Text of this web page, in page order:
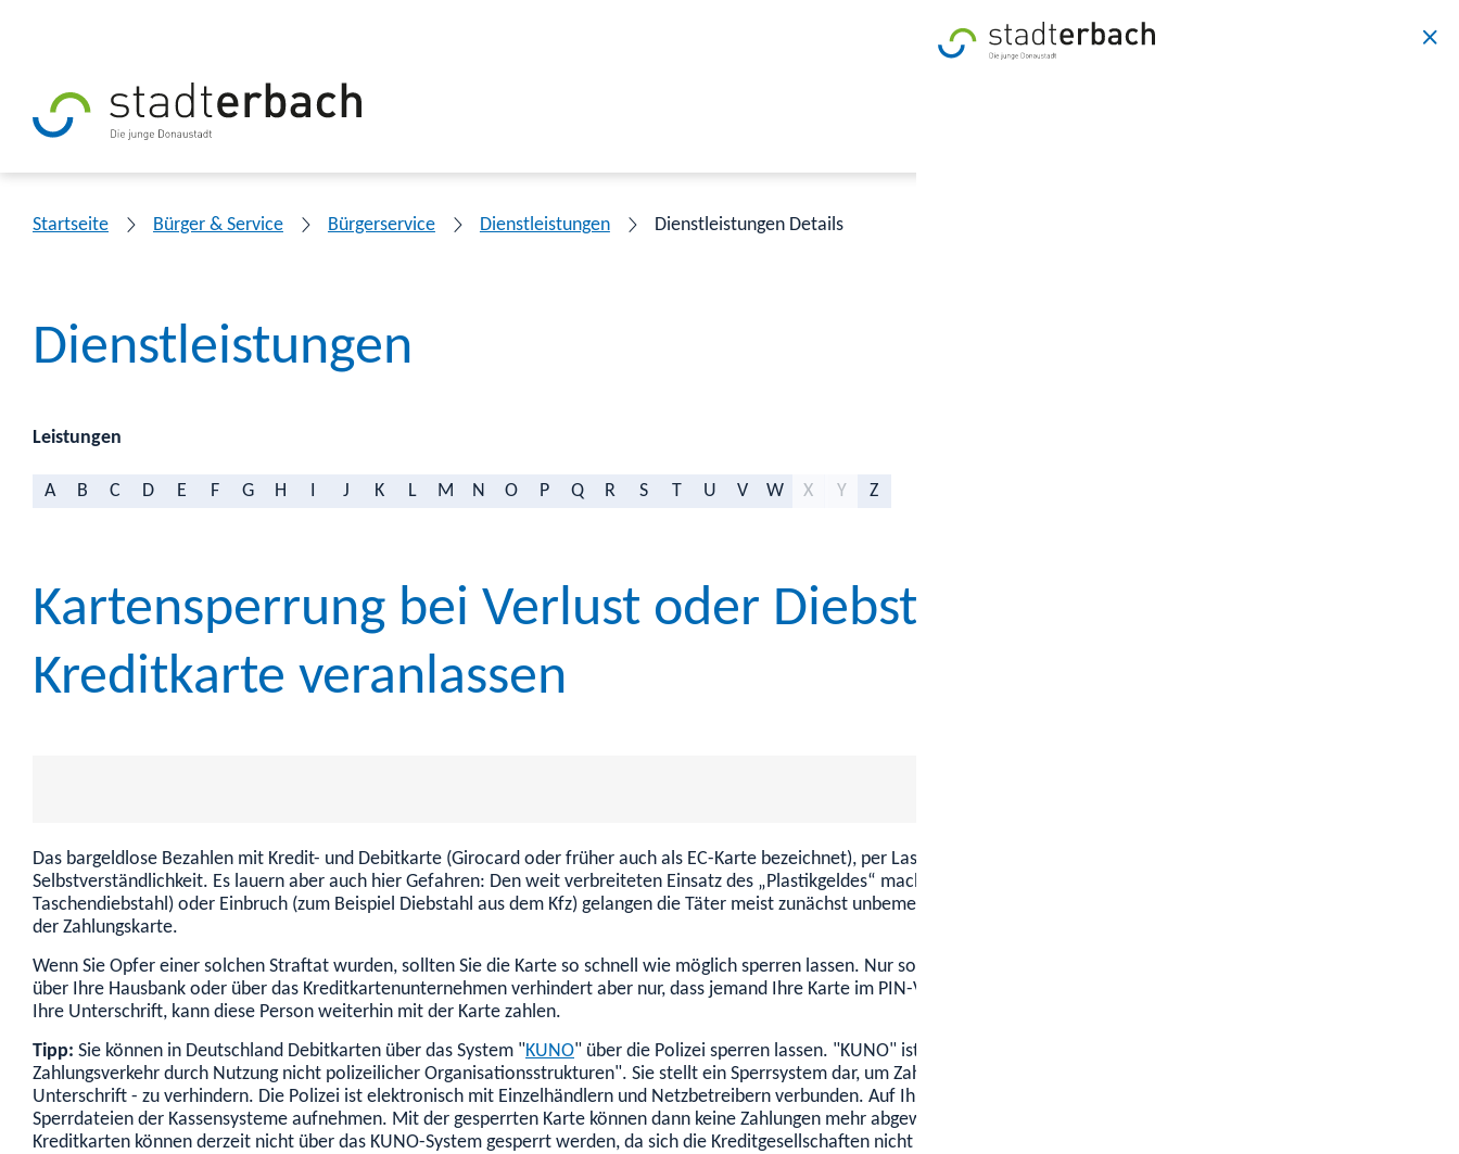
Startseite Bürger & Service Bürgerservice Dienstleistungen Dienstleistungen Details
Dienstleistungen
Leistungen
A B C D E F G H J K L M N O P Q R S T U V W X Y Z
Kartensperrung bei Verlust oder Diebstahl der Debit- oder
Kreditkarte veranlassen
Das bargeldlose Bezahlen mit Kredit- und Debitkarte (Girocard oder früher auch als EC-Karte bezeichnet), per Lastschrift oder auch online ist heute eine bequeme
Selbstverständlichkeit. Es lauern aber auch hier Gefahren: Den weit verbreiteten Einsatz des „Plastikgeldes“ machen sich viele Täter zu nutze. Durch Diebstahl
Taschendiebstahl) oder Einbruch (zum Beispiel Diebstahl aus dem Kfz) gelangen die Täter meist zunächst unbemerkt in den Besitz der Zahlungskarte und damit auch an die Daten
der Zahlungskarte.
Wenn Sie Opfer einer solchen Straftat wurden, sollten Sie die Karte so schnell wie möglich sperren lassen. Nur so können Sie Missbrauch und Schäden vermeiden. Die Sperrung
über Ihre Hausbank oder über das Kreditkartenunternehmen verhindert aber nur, dass jemand Ihre Karte im PIN-Verfahren benutzen kann. Legt jemand Ihre Karte vor und fälscht
Ihre Unterschrift, kann diese Person weiterhin mit der Karte zahlen.
Tipp: Sie können in Deutschland Debitkarten über das System "KUNO" über die Polizei sperren lassen. "KUNO" ist die Abkürzung für "Kriminalitätsbekämpfung im unbaren
Zahlungsverkehr durch Nutzung nicht polizeilicher Organisationsstrukturen". Sie stellt ein Sperrsystem dar, um Zahlungen durch Debitkarte im Lastschriftverfahren - mit einer
Unterschrift - zu verhindern. Die Polizei ist elektronisch mit Einzelhändlern und Netzbetreibern verbunden. Auf Ihren Wunsch kann die Polizei die Daten der Karte in die
Sperrdateien der Kassensysteme aufnehmen. Mit der gesperrten Karte können dann keine Zahlungen mehr abgewickelt werden.
Kreditkarten können derzeit nicht über das KUNO-System gesperrt werden, da sich die Kreditgesellschaften nicht dem KUNO-Sperrsystem angeschlossen haben und andere